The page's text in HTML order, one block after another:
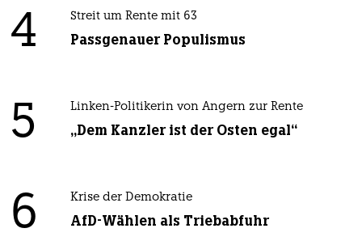
4 Streit um Rente mit 63
Passgenauer Populismus
5 Linken-Politikerin von Angern zur Rente
„Dem Kanzler ist der Osten egal“
6 Krise der Demokratie
AfD-Wählen als Triebabfuhr